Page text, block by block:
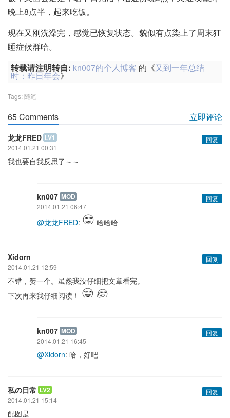
晚上8点半，起来吃饭。
现在又刚洗澡完，感觉已恢复状态。貌似有点染上了周末狂
睡症候群哈。
转载请注明转自: kn007的个人博客 的《又到一年总结
时：昨日年会》
Tags:随笔
65 Comments 立即评论
龙龙FRED LV1
回复
2014.01.21 00:31
我也要自我反思了～～
kn007 MOD
回复
2014.01.21 06:47
@龙龙FRED: 哈哈哈
Xidorn
回复
2014.01.21 12:59
不错，赞一个。虽然我没仔细把文章看完。
下次再来我仔细阅读！
kn007 MOD
回复
2014.01.21 16:45
@Xidorn: 哈，好吧
私の日常 LV2
回复
2014.01.21 15:14
配图是